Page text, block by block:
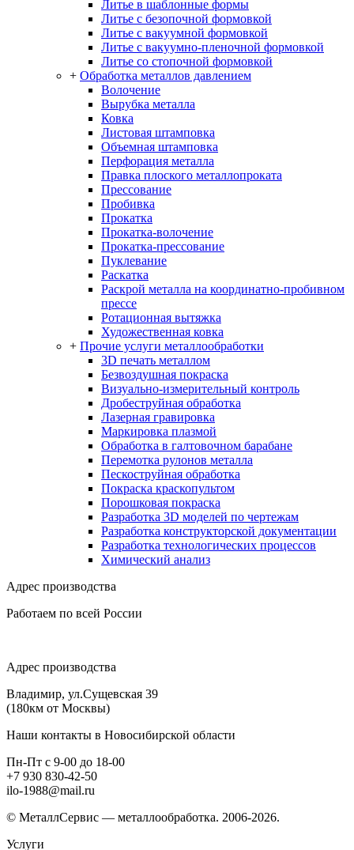
Литье в шаблонные формы
Литье с безопочной формовкой
Литье с вакуумной формовкой
Литье с вакуумно-пленочной формовкой
Литье со стопочной формовкой
+ Обработка металлов давлением
Волочение
Вырубка металла
Ковка
Листовая штамповка
Объемная штамповка
Перфорация металла
Правка плоского металлопроката
Прессование
Пробивка
Прокатка
Прокатка-волочение
Прокатка-прессование
Пуклевание
Раскатка
Раскрой металла на координатно-пробивном
прессе
Ротационная вытяжка
Художественная ковка
+ Прочие услуги металлообработки
3D печать металлом
Безвоздушная покраска
Визуально-измерительный контроль
Дробеструйная обработка
Лазерная гравировка
Маркировка плазмой
Обработка в галтовочном барабане
Перемотка рулонов металла
Пескоструйная обработка
Покраска краскопультом
Порошковая покраска
Разработка 3D моделей по чертежам
Разработка конструкторской документации
Разработка технологических процессов
Химический анализ
Адрес производства
Работаем по всей России
Адрес производства
Владимир, ул.Сущевская 39
(180км от Москвы)
Наши контакты в Новосибирской области
Пн-Пт с 9-00 до 18-00
+7 930 830-42-50
ilo-1988@mail.ru
© МеталлСервис — металлообработка. 2006-2026.
Услуги